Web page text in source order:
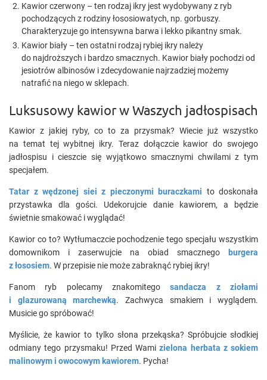
Kawior czerwony – ten rodzaj ikry jest wydobywany z ryb
pochodzących z rodziny łososiowatych, np. gorbuszy.
Charakteryzuje go intensywna barwa i lekko pikantny smak.
Kawior biały – ten ostatni rodzaj rybiej ikry należy
do najdroższych i bardzo smacznych. Kawior biały pochodzi od
jesiotrów albinosów i zdecydowanie najrzadziej możemy
natrafić na niego w sklepach.
Luksusowy kawior w Waszych jadłospisach
Kawior z jakiej ryby, co to za przysmak? Wiecie już wszystko
na temat tej wybitnej ikry. Teraz dołączcie kawior do swojego
jadłospisu i cieszcie się wyjątkowo smacznymi chwilami z tym
specjałem.
Tatar z wędzonej siei z pieczonymi buraczkami to doskonała
przystawka dla gości. Udekorujcie danie kawiorem, a będzie
świetnie smakować i wyglądać!
Kawior co to? Wytłumaczcie pochodzenie tego specjału wszystkim
domownikom i zaserwujcie na obiad smacznego
burgera
z łososiem. W przepisie nie może zabraknąć rybiej ikry!
Fanom ryb polecamy znakomitegosandacza z ziołami
i glazurowaną marchewką. Zachwyca smakiem i wyglądem.
Musicie go spróbować!
Myślicie, że kawior to tylko słona przekąska? Spróbujcie słodkiej
odmiany tego przysmaku! Przed Wamizielona herbata z sokiem
malinowym i owocowym kawiorem. Pycha!